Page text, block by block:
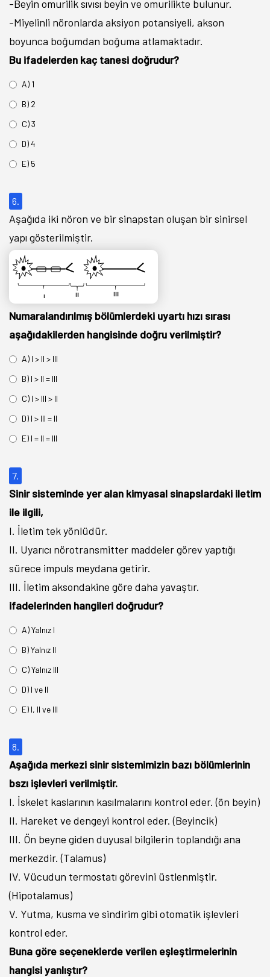
-Beyin omurilik sıvısı beyin ve omurilikte bulunur.
-Miyelinli nöronlarda aksiyon potansiyeli, akson
boyunca boğumdan boğuma atlamaktadır.
Bu ifadelerden kaç tanesi doğrudur?
A) 1
B) 2
C) 3
D) 4
E) 5
6.
Aşağıda iki nöron ve bir sinapstan oluşan bir sinirsel
yapı gösterilmiştir.
Numaralandırılmış bölümlerdeki uyartı hızı sırası
aşağıdakilerden hangisinde doğru verilmiştir?
A) I > II > III
B) I > II = III
C) I > III > II
D) I > III = II
E) I = II = III
7.
Sinir sisteminde yer alan kimyasal sinapslardaki iletim
ile ilgili,
I. İletim tek yönlüdür.
II. Uyarıcı nörotransmitter maddeler görev yaptığı
sürece impuls meydana getirir.
III. İletim aksondakine göre daha yavaştır.
ifadelerinden hangileri doğrudur?
A) Yalnız I
B) Yalnız II
C) Yalnız III
D) I ve II
E) I, II ve III
8.
Aşağıda merkezi sinir sistemimizin bazı bölümlerinin
bszı işlevleri verilmiştir.
I. İskelet kaslarının kasılmalarını kontrol eder. (ön beyin)
II. Hareket ve dengeyi kontrol eder. (Beyincik)
III. Ön beyne giden duyusal bilgilerin toplandığı ana
merkezdir. (Talamus)
IV. Vücudun termostatı görevini üstlenmiştir.
(Hipotalamus)
V. Yutma, kusma ve sindirim gibi otomatik işlevleri
kontrol eder.
Buna göre seçeneklerde verilen eşleştirmelerinin
hangisi yanlıştır?